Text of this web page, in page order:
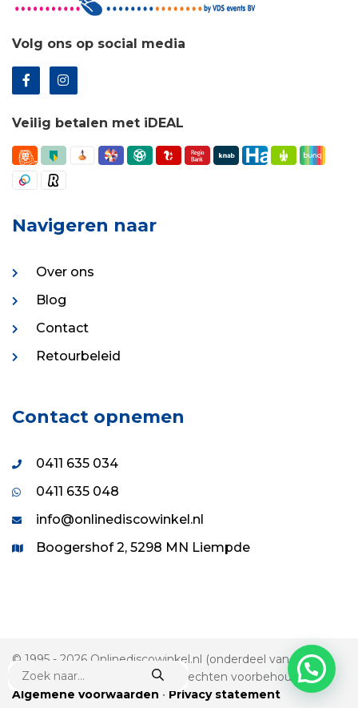
ZOEKEN
Volg ons op social media
Veilig betalen met iDEAL
Navigeren naar
Over ons
Blog
Contact
Retourbeleid
Contact opnemen
0411 635 034
0411 635 048
info@onlinediscowinkel.nl
Boogershof 2, 5298 MN Liempde
© 1995 - 2026 Onlinediscowinkel.nl (onderdeel van VDS
Evenement & Show B.V.) • Alle rechten voorbehouden
Algemene voorwaarden • Privacy statement